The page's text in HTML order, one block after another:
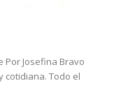
Por Josefina Bravo
cotidiana. Todo el